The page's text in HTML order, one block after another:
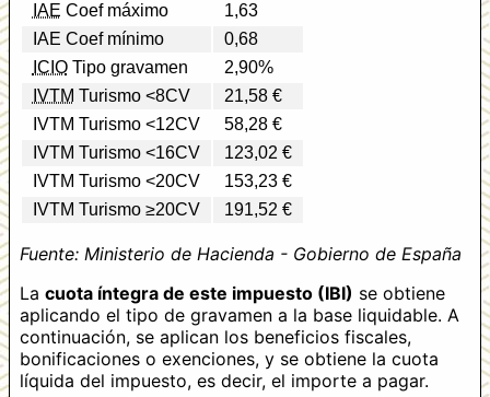
IAE Coef máximo
1,63
IAE Coef mínimo
0,68
ICIOTipo gravamen
2,90%
IVTM Turismo <8CV
21,58 €
IVTM Turismo <12CV
58,28 €
IVTM Turismo <16CV
123,02 €
IVTM Turismo <20CV
153,23 €
IVTM Turismo ≥20CV
191,52 €
Fuente: Ministerio de Hacienda - Gobierno de España
La cuota íntegra de este impuesto (IBI) se obtiene
aplicando el tipo de gravamen a la base liquidable. A
continuación, se aplican los beneficios fiscales,
bonificaciones o exenciones, y se obtiene la cuota
líquida del impuesto, es decir, el importe a pagar.